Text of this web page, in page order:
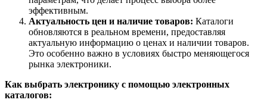
эффективным.
Актуальность цен и наличие товаров: Каталоги
обновляются в реальном времени, предоставляя
актуальную информацию о ценах и наличии товаров.
Это особенно важно в условиях быстро меняющегося
рынка электроники.
Как выбрать электронику с помощью электронных
каталогов: